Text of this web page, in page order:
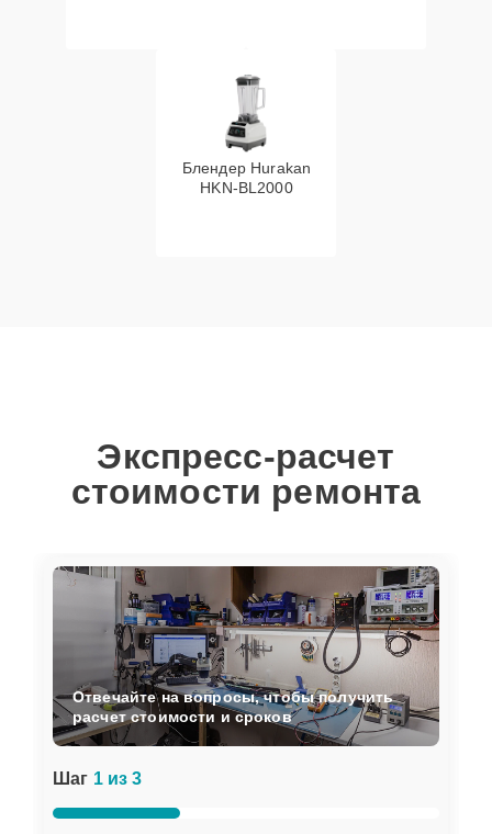
Блендер Hurakan
HKN‑BL2000
Экспресс-расчет
стоимости ремонта
Шаг 1 из 3
Отвечайте на вопросы, чтобы получить
расчет стоимости и сроков